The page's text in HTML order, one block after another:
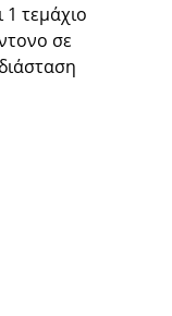
1 τεμάχιο
σε